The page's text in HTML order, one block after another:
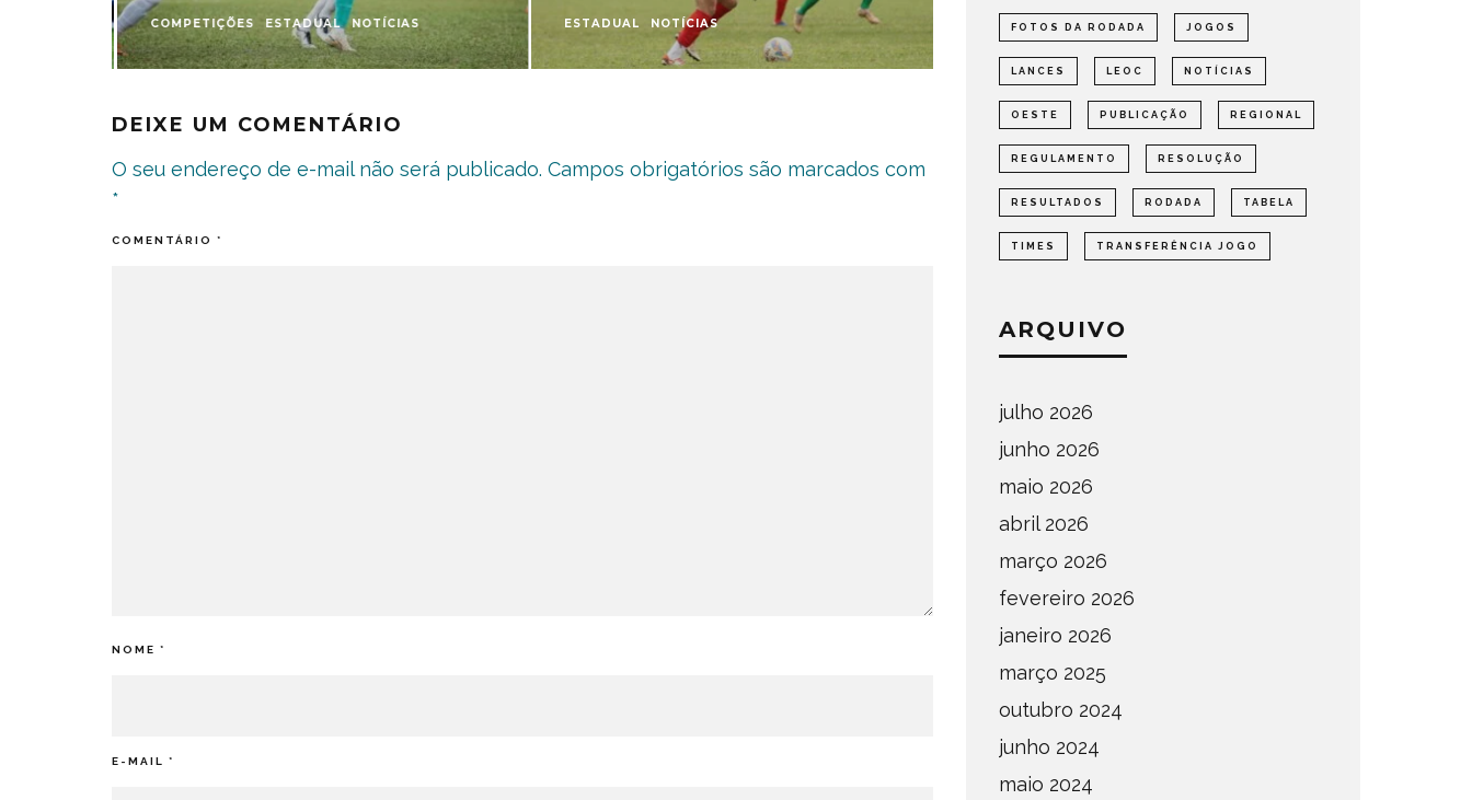
COMPETIÇÕES ESTADUAL NOTÍCIAS ESTADUAL NOTÍCIAS
DEIXE UM COMENTÁRIO
O seu endereço de e-mail não será publicado. Campos obrigatórios são marcados com
*
COMENTÁRIO *
NOME *
E-MAIL *
FOTOS DA RODADA JOGOS
LANCES LEOC NOTÍCIAS
OESTE PUBLICAÇÃO REGIONAL
REGULAMENTO RESOLUÇÃO
RESULTADOS RODADA TABELA
TIMES TRANSFERÊNCIA JOGO
ARQUIVO
julho 2026
junho 2026
maio 2026
abril 2026
março 2026
fevereiro 2026
janeiro 2026
março 2025
outubro 2024
junho 2024
maio 2024